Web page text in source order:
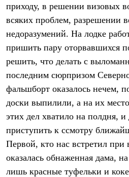
Брюки
Термобелье
Теплое термобелье
Легкое термобелье
Лёгкая одежда
Футболки
Рубашки
Толстовки
Брюки
Женская одежда
Утепленная пухом
Куртки
Брюки
Жилеты
Утепленная синтетикой
приходу, в решении визовых
всяких проблем, разрешении
недоразумений. На лодке
пришить пару оторвавшихся
решить, что делать с
последним сюрпризом
фальшборт оказалось нечем,
доски выпилили, а на их
этих дел хватило на полдня,
приступить к ссмотру
Первой, кто нас встретил при
оказалась обнаженная дама,
лишь красные туфельки и